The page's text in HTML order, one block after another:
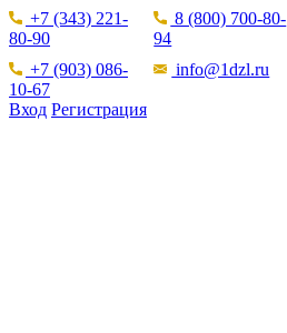
+7 (343) 221-
80-90
8 (800) 700-80-
94
+7 (903) 086-
10-67
info@1dzl.ru
Вход Регистрация